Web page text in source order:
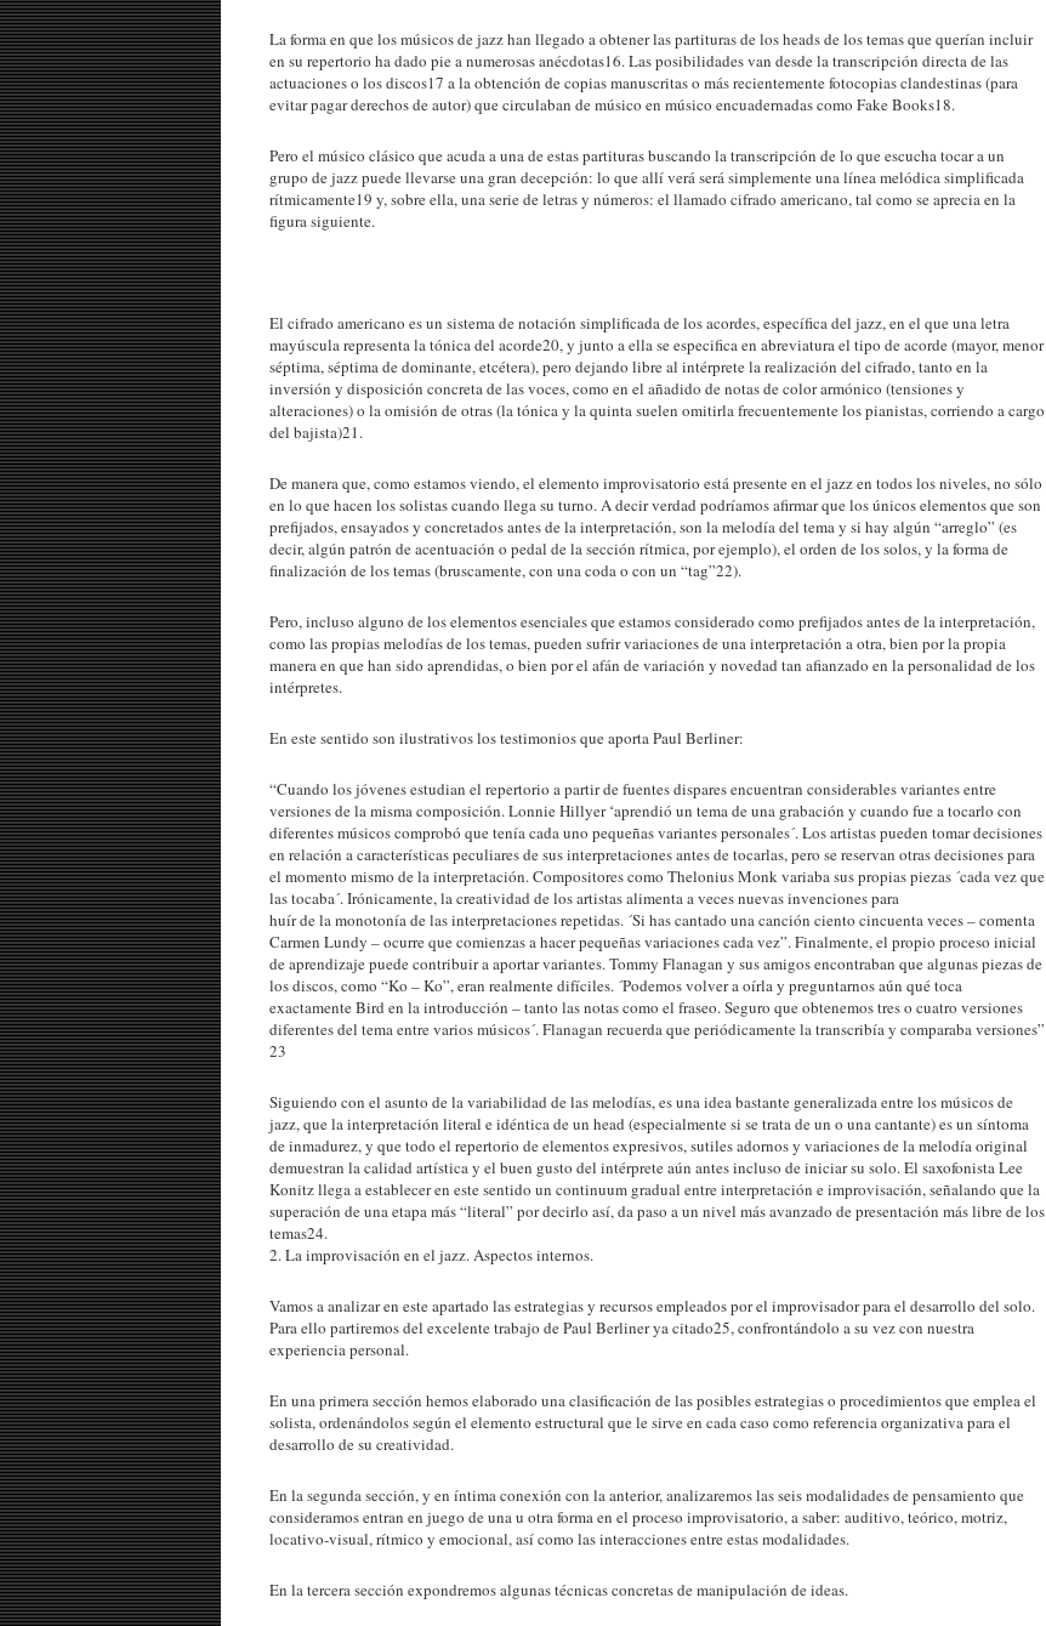
La forma en que los músicos de jazz han llegado a obtener las partituras de los heads de los temas que querían incluir
en su repertorio ha dado pie a numerosas anécdotas16. Las posibilidades van desde la transcripción directa de las
actuaciones o los discos17 a la obtención de copias manuscritas o más recientemente fotocopias clandestinas (para
evitar pagar derechos de autor) que circulaban de músico en músico encuadernadas como Fake Books18.
Pero el músico clásico que acuda a una de estas partituras buscando la transcripción de lo que escucha tocar a un
grupo de jazz puede llevarse una gran decepción: lo que allí verá será simplemente una línea melódica simplificada
rítmicamente19 y, sobre ella, una serie de letras y números: el llamado cifrado americano, tal como se aprecia en la
figura siguiente.
El cifrado americano es un sistema de notación simplificada de los acordes, específica del jazz, en el que una letra
mayúscula representa la tónica del acorde20, y junto a ella se especifica en abreviatura el tipo de acorde (mayor, menor
séptima, séptima de dominante, etcétera), pero dejando libre al intérprete la realización del cifrado, tanto en la
inversión y disposición concreta de las voces, como en el añadido de notas de color armónico (tensiones y
alteraciones) o la omisión de otras (la tónica y la quinta suelen omitirla frecuentemente los pianistas, corriendo a cargo
del bajista)21.
De manera que, como estamos viendo, el elemento improvisatorio está presente en el jazz en todos los niveles, no sólo
en lo que hacen los solistas cuando llega su turno. A decir verdad podríamos afirmar que los únicos elementos que son
prefijados, ensayados y concretados antes de la interpretación, son la melodía del tema y si hay algún “arreglo” (es
decir, algún patrón de acentuación o pedal de la sección rítmica, por ejemplo), el orden de los solos, y la forma de
finalización de los temas (bruscamente, con una coda o con un “tag”22).
Pero, incluso alguno de los elementos esenciales que estamos considerado como prefijados antes de la interpretación,
como las propias melodías de los temas, pueden sufrir variaciones de una interpretación a otra, bien por la propia
manera en que han sido aprendidas, o bien por el afán de variación y novedad tan afianzado en la personalidad de los
intérpretes.
En este sentido son ilustrativos los testimonios que aporta Paul Berliner:
“Cuando los jóvenes estudian el repertorio a partir de fuentes dispares encuentran considerables variantes entre
versiones de la misma composición. Lonnie Hillyer ʻaprendió un tema de una grabación y cuando fue a tocarlo con
diferentes músicos comprobó que tenía cada uno pequeñas variantes personales´. Los artistas pueden tomar decisiones
en relación a características peculiares de sus interpretaciones antes de tocarlas, pero se reservan otras decisiones para
el momento mismo de la interpretación. Compositores como Thelonius Monk variaba sus propias piezas ´cada vez que
las tocaba´. Irónicamente, la creatividad de los artistas alimenta a veces nuevas invenciones para
huír de la monotonía de las interpretaciones repetidas. ´Si has cantado una canción ciento cincuenta veces – comenta
Carmen Lundy – ocurre que comienzas a hacer pequeñas variaciones cada vez”. Finalmente, el propio proceso inicial
de aprendizaje puede contribuir a aportar variantes. Tommy Flanagan y sus amigos encontraban que algunas piezas de
los discos, como “Ko – Ko”, eran realmente difíciles. ´Podemos volver a oírla y preguntarnos aún qué toca
exactamente Bird en la introducción – tanto las notas como el fraseo. Seguro que obtenemos tres o cuatro versiones
diferentes del tema entre varios músicos´. Flanagan recuerda que periódicamente la transcribía y comparaba versiones”
23
Siguiendo con el asunto de la variabilidad de las melodías, es una idea bastante generalizada entre los músicos de
jazz, que la interpretación literal e idéntica de un head (especialmente si se trata de un o una cantante) es un síntoma
de inmadurez, y que todo el repertorio de elementos expresivos, sutiles adornos y variaciones de la melodía original
demuestran la calidad artística y el buen gusto del intérprete aún antes incluso de iniciar su solo. El saxofonista Lee
Konitz llega a establecer en este sentido un continuum gradual entre interpretación e improvisación, señalando que la
superación de una etapa más “literal” por decirlo así, da paso a un nivel más avanzado de presentación más libre de los
temas24.
2. La improvisación en el jazz. Aspectos internos.
Vamos a analizar en este apartado las estrategias y recursos empleados por el improvisador para el desarrollo del solo.
Para ello partiremos del excelente trabajo de Paul Berliner ya citado25, confrontándolo a su vez con nuestra
experiencia personal.
En una primera sección hemos elaborado una clasificación de las posibles estrategias o procedimientos que emplea el
solista, ordenándolos según el elemento estructural que le sirve en cada caso como referencia organizativa para el
desarrollo de su creatividad.
En la segunda sección, y en íntima conexión con la anterior, analizaremos las seis modalidades de pensamiento que
consideramos entran en juego de una u otra forma en el proceso improvisatorio, a saber: auditivo, teórico, motriz,
locativo-visual, rítmico y emocional, así como las interacciones entre estas modalidades.
En la tercera sección expondremos algunas técnicas concretas de manipulación de ideas.